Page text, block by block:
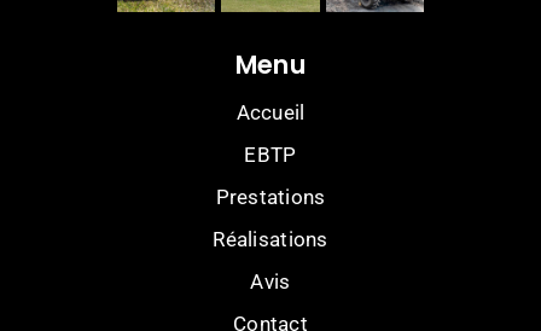
Menu
Accueil
EBTP
Prestations
Réalisations
Avis
Contact